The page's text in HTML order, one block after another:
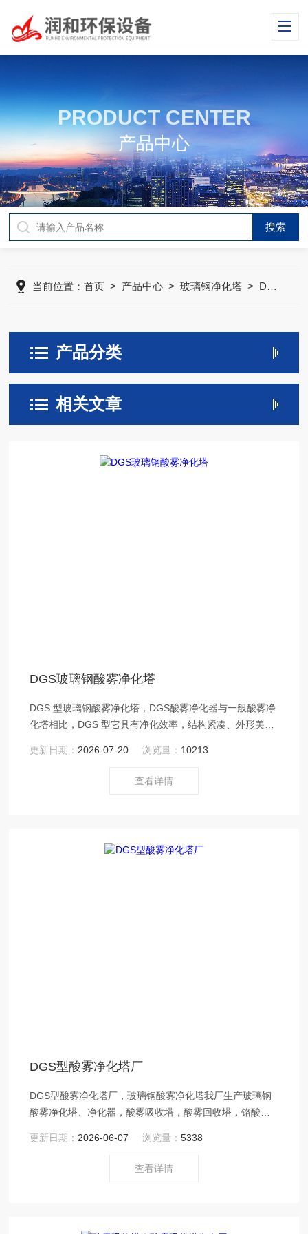
PRODUCT CENTER
产品中心
当前位置：首页 > 产品中心 >玻璃钢净化塔 > DGS型酸雾吸收塔
产品分类
相关文章
DGS玻璃钢酸雾净化塔
DGS 型玻璃钢酸雾净化塔，DGS酸雾净化器与一般酸雾净
化塔相比，DGS 型它具有净化效率，结构紧凑、外形美
便、易于维护管理等点，DGS 型是目前化工、机械、电
子、冶金、仪表等电镀、酸洗废气处理的型净化设备。
更新日期： 2026-07-20 浏览量： 10213
查看详情
DGS型酸雾净化塔厂
DGS型酸雾净化塔厂，玻璃钢酸雾净化塔我厂生产玻璃钢
酸雾净化塔、净化器，酸雾吸收塔，酸雾回收塔，铬酸回
更新日期： 2026-06-07 浏览量：5338
查看详情